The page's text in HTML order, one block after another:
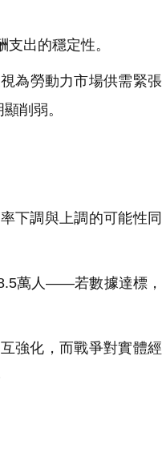
出的穩定性。
為勞動力市場供需緊張
削弱。
下調與上調的可能性同
萬人——若數據達標，
強化，而戰爭對實體經